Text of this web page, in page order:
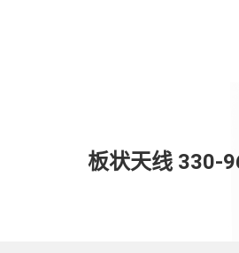
板状天线 330-